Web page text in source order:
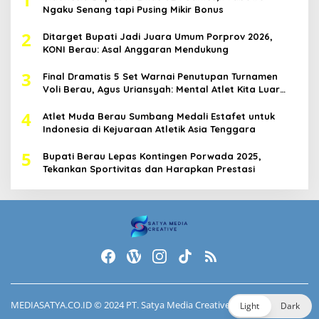
Ngaku Senang tapi Pusing Mikir Bonus
2
Ditarget Bupati Jadi Juara Umum Porprov 2026,
KONI Berau: Asal Anggaran Mendukung
3
Final Dramatis 5 Set Warnai Penutupan Turnamen
Voli Berau, Agus Uriansyah: Mental Atlet Kita Luar
4
Atlet Muda Berau Sumbang Medali Estafet untuk
Indonesia di Kejuaraan Atletik Asia Tenggara
5
Bupati Berau Lepas Kontingen Porwada 2025,
Tekankan Sportivitas dan Harapkan Prestasi
MEDIASATYA.CO.ID© 2024 PT. Satya Media Creative. Light Dark